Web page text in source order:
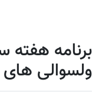
برنامه
ولسوالی